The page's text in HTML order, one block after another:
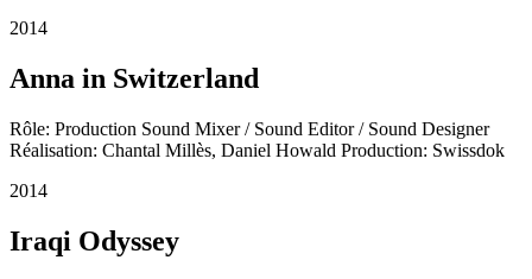
2014
Anna in Switzerland
Rôle: Production Sound Mixer / Sound Editor / Sound Designer
Réalisation: Chantal Millès, Daniel Howald Production: Swissdok
2014
Iraqi Odyssey